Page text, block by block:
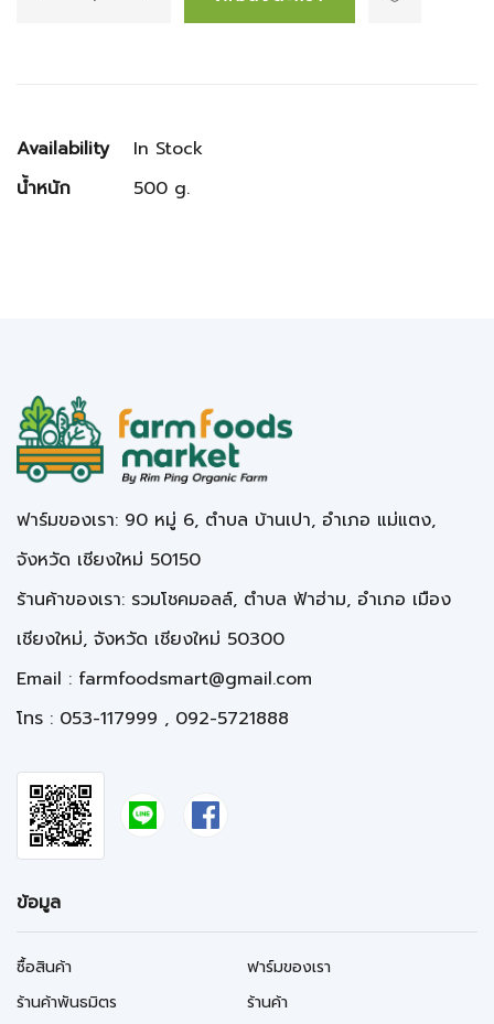
Availability
In Stock
น้ำหนัก
500 g.
ฟาร์มของเรา: 90 หมู่ 6, ตำบล บ้านเปา, อำเภอ แม่แตง,
จังหวัด เชียงใหม่ 50150
ร้านค้าของเรา: รวมโชคมอลล์, ตำบล ฟ้าฮ่าม, อำเภอ เมือง
เชียงใหม่, จังหวัด เชียงใหม่ 50300
Email : farmfoodsmart@gmail.com
โทร : 053-117999 , 092-5721888
ข้อมูล
ซื้อสินค้า
ร้านค้าพันธมิตร
ฟาร์มของเรา
ร้านค้า